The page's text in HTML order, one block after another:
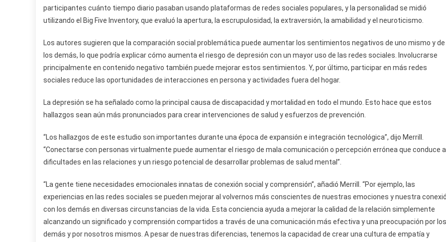
participantes cuánto tiempo diario pasaban usando plataformas de redes sociales populares, y la personalidad se midió
utilizando el Big Five Inventory, que evaluó la apertura, la escrupulosidad, la extraversión, la amabilidad y el neuroticismo.
Los autores sugieren que la comparación social problemática puede aumentar los sentimientos negativos de uno mismo y de
los demás, lo que podría explicar cómo aumenta el riesgo de depresión con un mayor uso de las redes sociales. Involucrarse
principalmente en contenido negativo también puede mejorar estos sentimientos. Y, por último, participar en más redes
sociales reduce las oportunidades de interacciones en persona y actividades fuera del hogar.
La depresión se ha señalado como la principal causa de discapacidad y mortalidad en todo el mundo. Esto hace que estos
hallazgos sean aún más pronunciados para crear intervenciones de salud y esfuerzos de prevención.
“Los hallazgos de este estudio son importantes durante una época de expansión e integración tecnológica”, dijo Merrill.
“Conectarse con personas virtualmente puede aumentar el riesgo de mala comunicación o percepción errónea que conduce a
dificultades en las relaciones y un riesgo potencial de desarrollar problemas de salud mental”.
“La gente tiene necesidades emocionales innatas de conexión social y comprensión”, añadió Merrill. “Por ejemplo, las
experiencias en las redes sociales se pueden mejorar al volvernos más conscientes de nuestras emociones y nuestra
con los demás en diversas circunstancias de la vida. Esta conciencia ayuda a mejorar la calidad de la relación simplemente
alcanzando un significado y comprensión compartidos a través de una comunicación más efectiva y una preocupación por los
demás y por nosotros mismos. A pesar de nuestras diferencias, tenemos la capacidad de crear una cultura de empatía y